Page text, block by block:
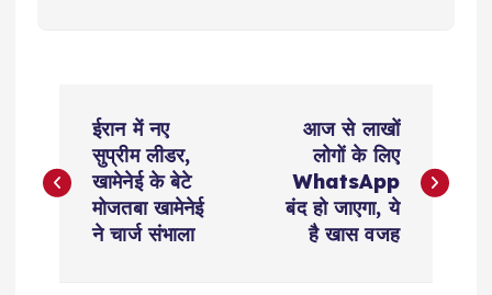
o
ईरान में नए
सुप्रीम लीडर,
खामेनेई के बेटे
मोजतबा खामेनेई
ने चार्ज संभाला
आज से लाखों
लोगों के लिए
WhatsApp
बंद हो जाएगा, ये
है खास वजह